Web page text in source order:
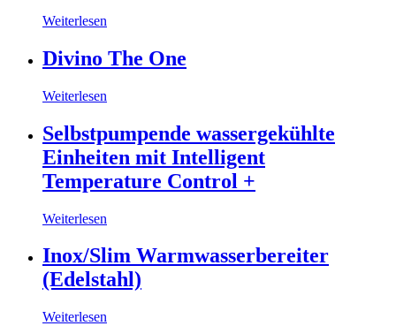
Weiterlesen
Divino The One
Weiterlesen
Selbstpumpende wassergekühlte
Einheiten mit Intelligent
Temperature Control +
Weiterlesen
Inox/Slim Warmwasserbereiter
(Edelstahl)
Weiterlesen